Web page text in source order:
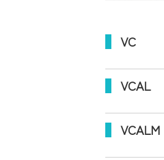
VC
VCAL
VCALM